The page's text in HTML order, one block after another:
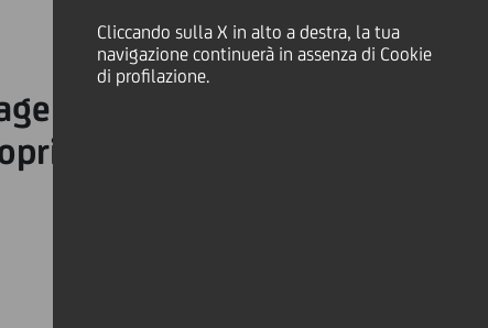
Cliccando sulla X in alto a destra, la tua
navigazione continuerà in assenza di Cookie
di profilazione.
diventa più cruciale.
stile di gestione per